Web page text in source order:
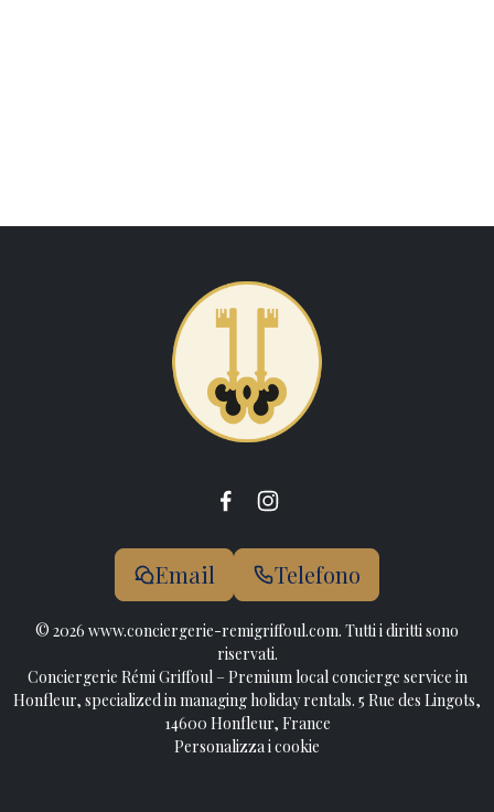
Email Telefono
© 2026 www.conciergerie-remigriffoul.com. Tutti i diritti sono
riservati.
Conciergerie Rémi Griffoul – Premium local concierge service in
Honfleur, specialized in managing holiday rentals. 5 Rue des Lingots,
14600 Honfleur, France
Personalizza i cookie